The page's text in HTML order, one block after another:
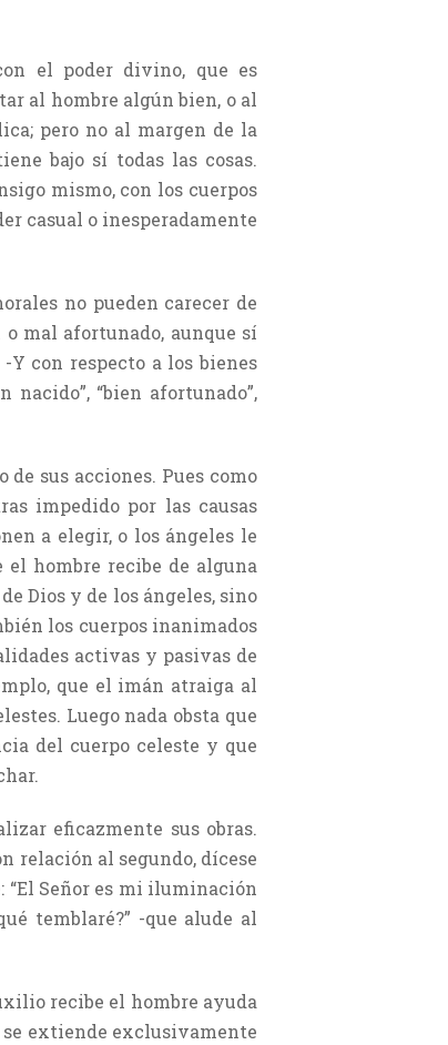
el poder divino, que es
al hombre algún bien, o al
pero no al margen de la
bajo sí todas las cosas.
mismo, con los cuerpos
casual o inesperadamente
no pueden carecer de
mal afortunado, aunque sí
con respecto a los bienes
“bien afortunado”,
sus acciones. Pues como
impedido por las causas
a elegir, o los ángeles le
hombre recibe de alguna
Dios y de los ángeles, sino
los cuerpos inanimados
activas y pasivas de
que el imán atraiga al
Luego nada obsta que
del cuerpo celeste y que
eficazmente sus obras.
relación al segundo, dícese
“El Señor es mi iluminación
temblaré?” -que alude al
recibe el hombre ayuda
se extiende exclusivamente